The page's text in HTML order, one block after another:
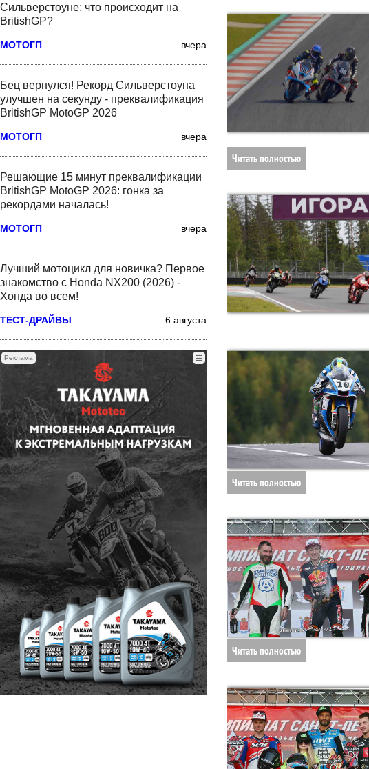
Сильверстоуне: что происходит на
BritishGP?
МОТОГП вчера
Бец вернулся! Рекорд Сильверстоуна
улучшен на секунду - преквалификация
BritishGP MotoGP 2026
МОТОГП вчера
Решающие 15 минут преквалификации
BritishGP MotoGP 2026: гонка за
рекордами началась!
МОТОГП вчера
Лучший мотоцикл для новичка? Первое
знакомство с Honda NX200 (2026) -
Хонда во всем!
ТЕСТ-ДРАЙВЫ 6 августа
Реклама ☰
Читать полностью
Читать полностью
Читать полностью